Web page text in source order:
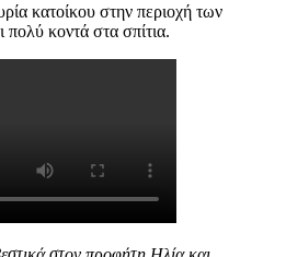
κατοίκου στην περιοχή των
κοντά στα σπίτια.